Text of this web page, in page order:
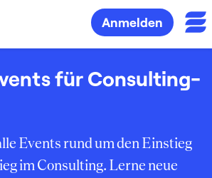
Anmelden
für Consulting-
Events rund um den Einstieg
im Consulting. Lerne neue